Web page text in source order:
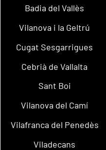
Badia del Vallès
Vilanova i la Geltrú
Cugat Sesgarrigues
Cebrià de Vallalta
Sant Boi
Vilanova del Camí
Vilafranca del Penedès
Viladecans